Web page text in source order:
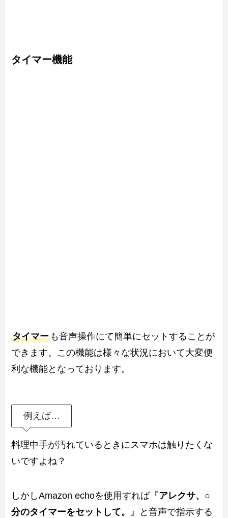
タイマー機能
タイマー も音声操作にて簡単にセットすることが
できます。この機能は様々な状況において大変便
利な機能となっております。
例えば…
料理中手が汚れているときにスマホは触りたくな
いですよね？
しかしAmazon echoを使用すれば『アレクサ、○
分のタイマーをセットして。
』と音声で指示する